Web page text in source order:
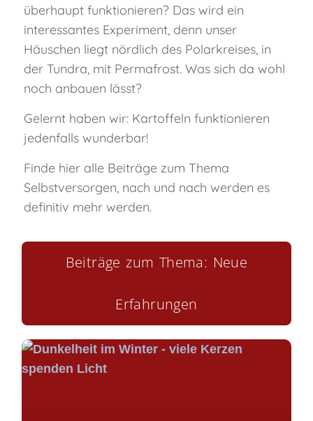
überhaupt funktionieren? Das wird ein
interessantes Experiment, denn unser
Häuschen liegt nördlich des Polarkreises, in
der Tundra, mit Permafrost. Was sich da wohl
noch anbauen lässt?
Gelernt haben wir: Kartoffeln funktionieren
jedenfalls wunderbar!
Finde hier alle Beiträge zum Thema
Selbstversorgen, nach und nach werden es
definitiv mehr werden.
Beiträge zum Thema: Neue
Erfahrungen